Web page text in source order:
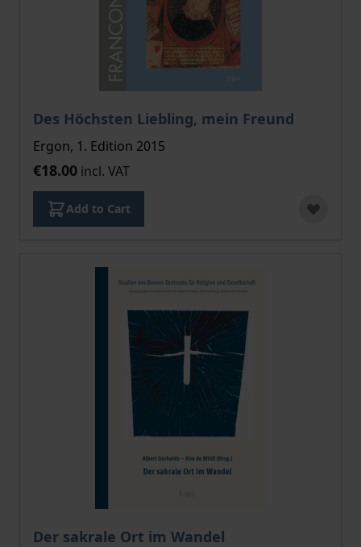
Des Höchsten Liebling, mein Freund
Ergon, 1. Edition 2015
€18.00 incl. VAT
Add to Cart
Der sakrale Ort im Wandel